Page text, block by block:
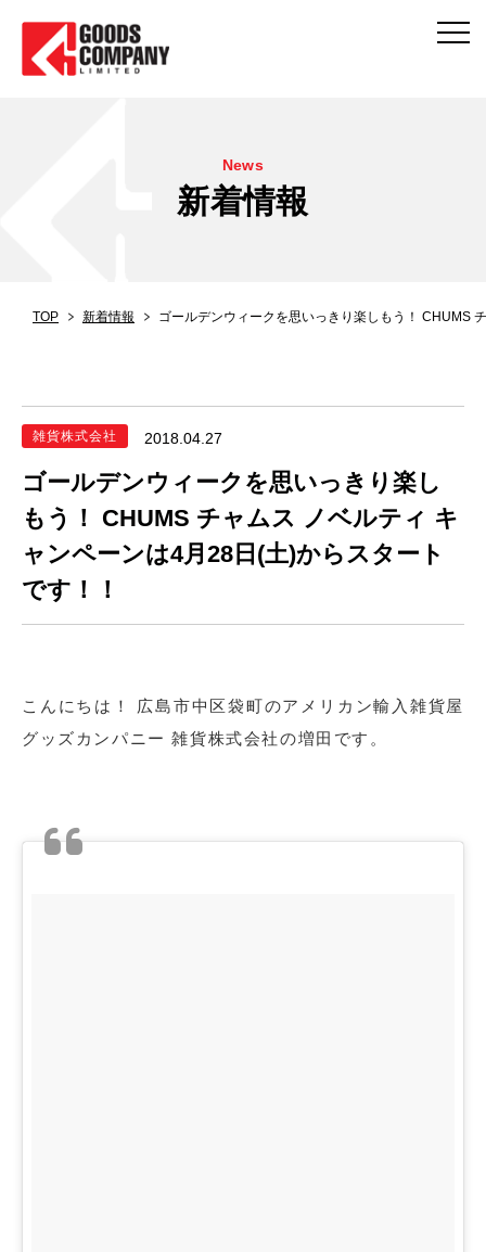
News
新着情報
TOP 新着情報 ゴールデンウィークを思いっきり楽しもう！ CHUMS
雑貨株式会社 2018.04.27
ゴールデンウィークを思いっきり楽し
もう！ CHUMS チャムス ノベルティ キ
ャンペーンは4月28日(土)からスタート
です！！
こんにちは！ 広島市中区袋町のアメリカン輸入雑貨屋
グッズカンパニー 雑貨株式会社の増田です。